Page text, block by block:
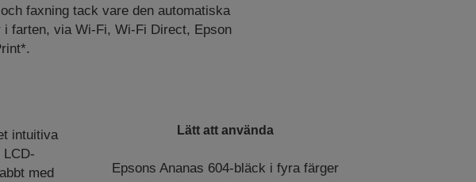
faxning tack vare den automatiska
farten, via Wi-Fi, Wi-Fi Direct, Epson
intuitiva
LCD-
med
Lätt att använda
Epsons Ananas 604-bläck i fyra färger